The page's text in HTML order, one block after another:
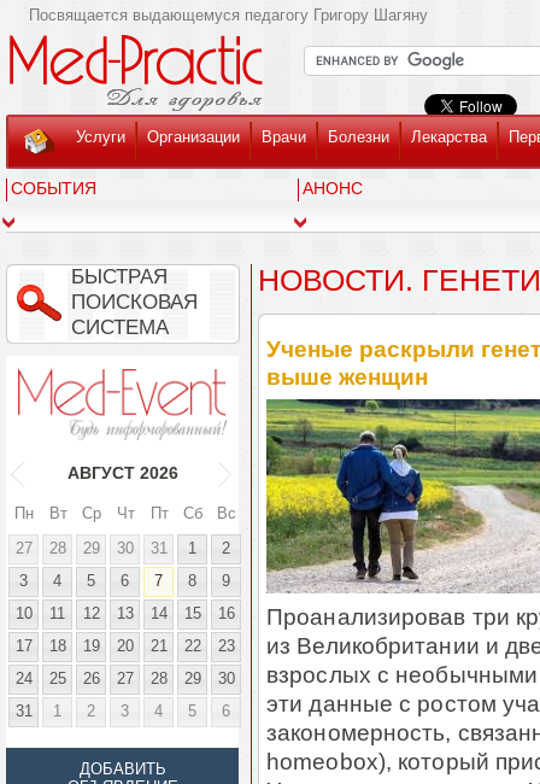
Посвящается выдающемуся педагогу Григору Шагяну
Услуги Организации Врачи Болезни Лекарства
СОБЫТИЯ АНОНС
БЫСТРАЯ
ПОИСКОВАЯ
СИСТЕМА
АВГУСТ 2026
Пн Вт Ср Чт Пт Сб
Вс
27
28 29 30 31 1
2
3
4 5 6 7 8
9
10
11 12 13 14 15
16
17
18 19 20 21 22
23
24
25 26 27 28 29
30
31
1 2 3 4 5 6
ДОБАВИТЬ
НОВОСТИ.
Ученые раскрыли
выше женщин
Проанализировав три
из Великобритании и
взрослых с
эти данные с ростом
закономерность,
homeobox), который